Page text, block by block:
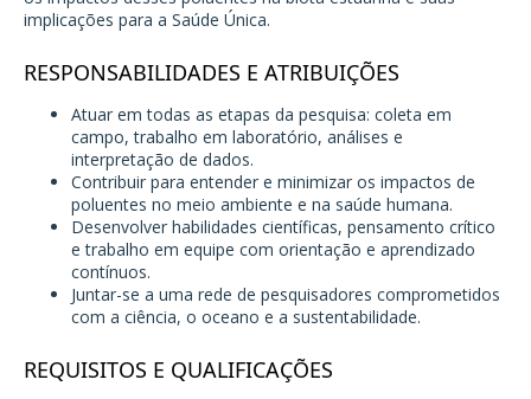
implicações para a Saúde Única.
RESPONSABILIDADES E ATRIBUIÇÕES
Atuar em todas as etapas da pesquisa: coleta em
campo, trabalho em laboratório, análises e
interpretação de dados.
Contribuir para entender e minimizar os impactos de
poluentes no meio ambiente e na saúde humana.
Desenvolver habilidades científicas, pensamento crítico
e trabalho em equipe com orientação e aprendizado
contínuos.
Juntar-se a uma rede de pesquisadores comprometidos
com a ciência, o oceano e a sustentabilidade.
REQUISITOS E QUALIFICAÇÕES